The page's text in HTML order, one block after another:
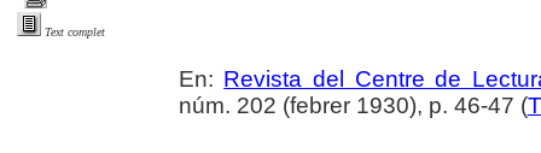
Text complet
En: Revista del Centre de
núm. 202 (febrer 1930), p. 46-47 (